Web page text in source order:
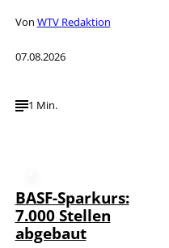
Von WTV Redaktion
07.08.2026
1 Min.
BASF-Sparkurs:
7.000 Stellen
abgebaut